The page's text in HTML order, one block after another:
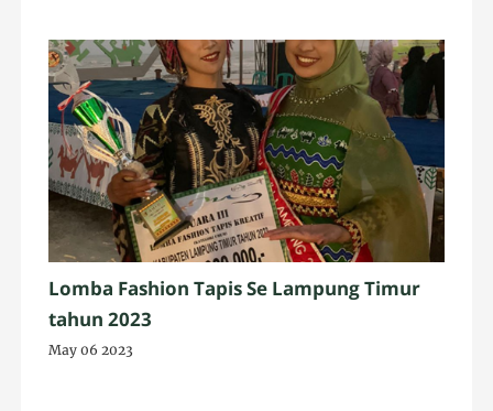
Lomba Fashion Tapis Se Lampung Timur
tahun 2023
May 06 2023